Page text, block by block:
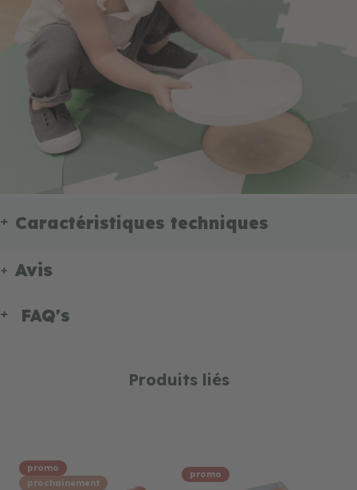
Caractéristiques techniques
Avis
FAQ's
Produits liés
promo
prochainement
promo